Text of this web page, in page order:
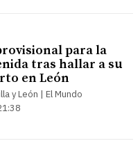
para la
tras hallar a su
en León
y León | El Mundo